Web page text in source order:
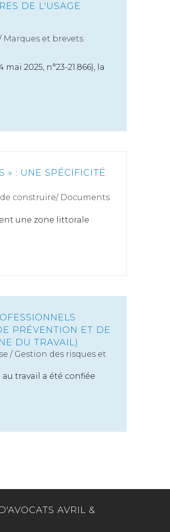
DE L'USAGE
Marques et brevets
2025, n°23-21.866), la
» : UNE SPÉCIFICITÉ
construire/ Documents
une zone littorale
PRÉVENTION ET DE
DU TRAVAIL)
/ Gestion des risques et
travail a été confiée
AVRIL &